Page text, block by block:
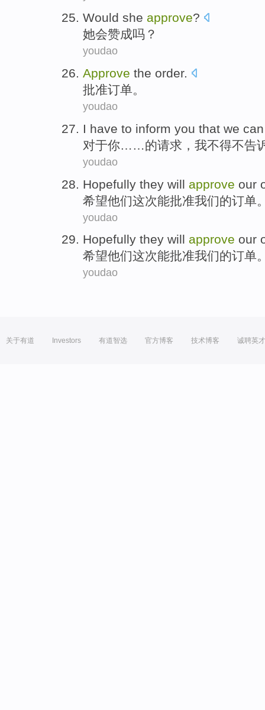
Would she approve?
她会赞成吗？
youdao
Approve the order.
批准订单。
youdao
I have to inform you that we
对于你……的请求， 我不得不告
youdao
Hopefully they will approve our
希望他们这次能批准我们的订单
youdao
Hopefully they will approve our
希望他们这次能批准我们的订单
youdao
关于有道 Investors 有道智选 官方博客 技术博客 诚聘英才